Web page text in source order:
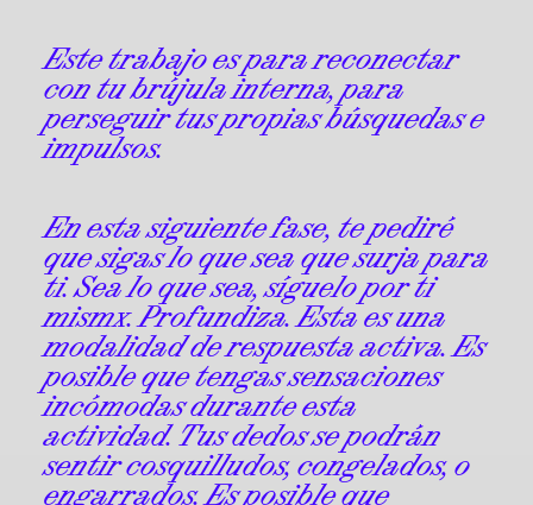
Este trabajo es para reconectar
con tu brújula interna, para
perseguir tus propias búsquedas e
impulsos.
En esta siguiente fase, te pediré
que sigas lo que sea que surja para
ti. Sea lo que sea, síguelo por ti
mismx. Profundiza. Esta es una
modalidad de respuesta activa. Es
posible que tengas sensaciones
incómodas durante esta
actividad. Tus dedos se podrán
sentir cosquilludos, congelados, o
engarrados. Es posible que